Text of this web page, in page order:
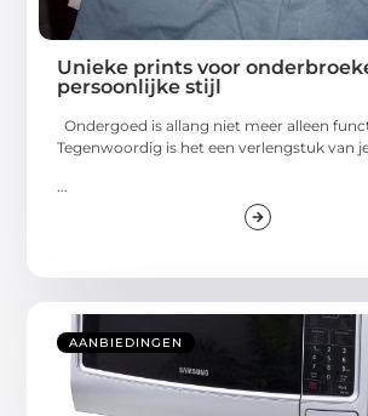
Unieke prints voor
persoonlijke stijl
Ondergoed is allang niet meer alleen
Tegenwoordig is het een verlengstuk van
AANBIEDINGEN